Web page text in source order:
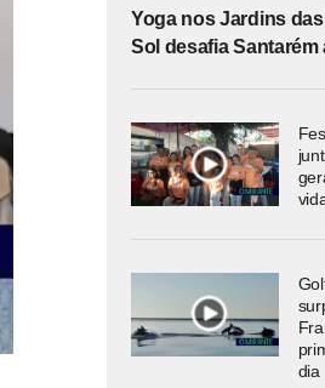
Yoga nos Jardins
Sol desafia Santarém
dia